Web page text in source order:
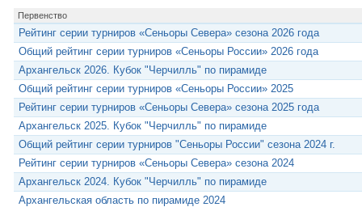
Первенство
Рейтинг серии турниров «Сеньоры Севера» сезона 2026 года
Общий рейтинг серии турниров «Сеньоры России» 2026 года
Архангельск 2026. Кубок "Черчилль" по пирамиде
Общий рейтинг серии турниров «Сеньоры России» 2025
Рейтинг серии турниров «Сеньоры Севера» сезона 2025 года
Архангельск 2025. Кубок "Черчилль" по пирамиде
Общий рейтинг серии турниров "Сеньоры России" сезона 2024 г.
Рейтинг серии турниров «Сеньоры Севера» сезона 2024
Архангельск 2024. Кубок "Черчилль" по пирамиде
Архангельская область по пирамиде 2024